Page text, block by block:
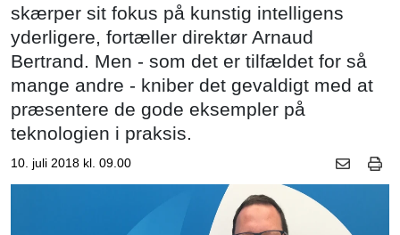
skærper sit fokus på kunstig intelligens
yderligere, fortæller direktør Arnaud
Bertrand. Men - som det er tilfældet for så
mange andre - kniber det gevaldigt med at
præsentere de gode eksempler på
teknologien i praksis.
10. juli 2018 kl. 09.00